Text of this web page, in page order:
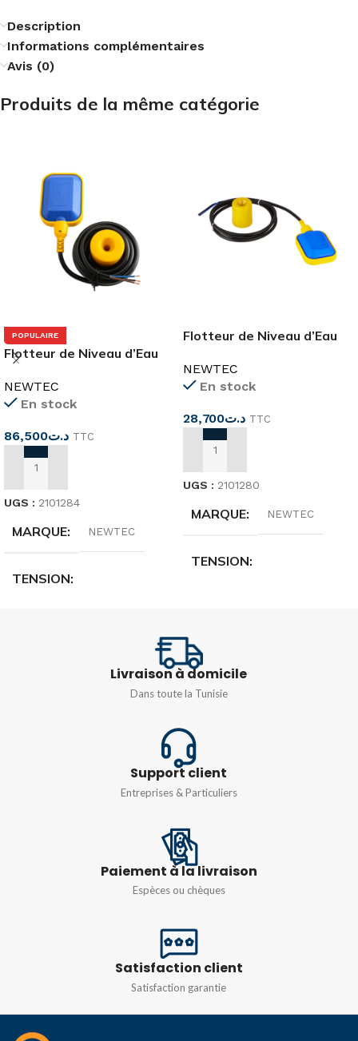
Description
Informations complémentaires
Avis (0)
Produits de la même catégorie
POPULAIRE
Flotteur de Niveau d’Eau
NEWTEC
En stock
د.ت86,500 TTC
AJOUTER AU PANIER
UGS : 2101284
MARQUE NEWTEC
TENSION
SPÉCIFICATIONS 15m
Flotteur de Niveau d’Eau
NEWTEC
En stock
د.ت28,700 TTC
AJOUTER AU PANIER
UGS : 2101280
MARQUE NEWTEC
TENSION
SPÉCIFICATIONS
Livraison à domicile
Dans toute la Tunisie
Support client
Entreprises & Particuliers
Paiement à la livraison
Espèces ou chèques
Satisfaction client
Satisfaction garantie